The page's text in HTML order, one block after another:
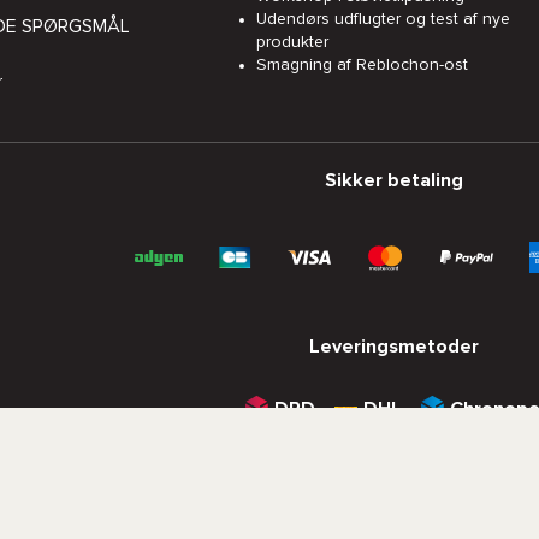
SPØRGSMÅL
Udendørs udflugter og test af nye
produkter
Smagning af Reblochon-ost
Sikker betaling
Leveringsmetoder
DPD DHL